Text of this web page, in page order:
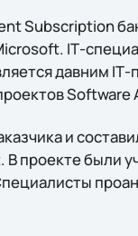
Subscription
IТ-
давним IТ-
Software
и
проекте были